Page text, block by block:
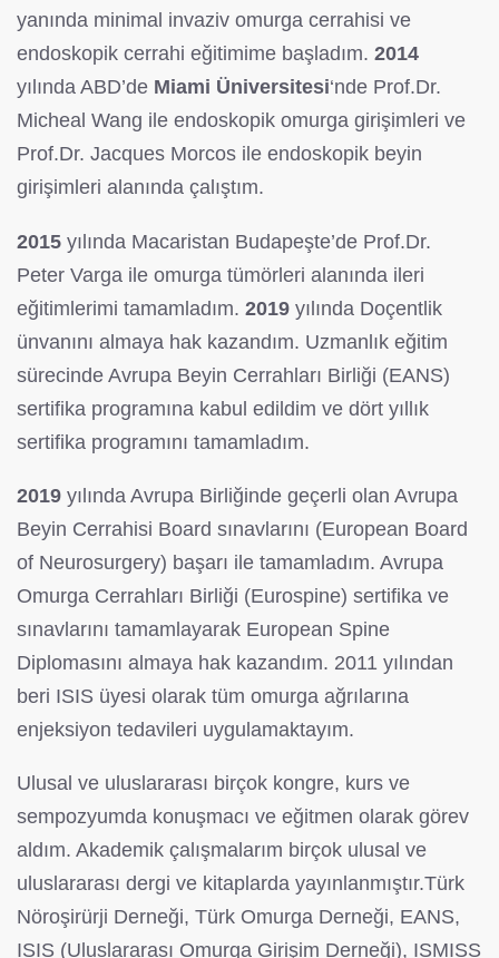
yanında minimal invaziv omurga cerrahisi ve
endoskopik cerrahi eğitimime başladım. 2014
yılında ABD’de Miami Üniversitesi‘nde Prof.Dr.
Micheal Wang ile endoskopik omurga girişimleri ve
Prof.Dr. Jacques Morcos ile endoskopik beyin
girişimleri alanında çalıştım.
2015 yılında Macaristan Budapeşte’de Prof.Dr.
Peter Varga ile omurga tümörleri alanında ileri
eğitimlerimi tamamladım. 2019 yılında Doçentlik
ünvanını almaya hak kazandım. Uzmanlık eğitim
sürecinde Avrupa Beyin Cerrahları Birliği (EANS)
sertifika programına kabul edildim ve dört yıllık
sertifika programını tamamladım.
2019 yılında Avrupa Birliğinde geçerli olan Avrupa
Beyin Cerrahisi Board sınavlarını (European Board
of Neurosurgery) başarı ile tamamladım. Avrupa
Omurga Cerrahları Birliği (Eurospine) sertifika ve
sınavlarını tamamlayarak European Spine
Diplomasını almaya hak kazandım. 2011 yılından
beri ISIS üyesi olarak tüm omurga ağrılarına
enjeksiyon tedavileri uygulamaktayım.
Ulusal ve uluslararası birçok kongre, kurs ve
sempozyumda konuşmacı ve eğitmen olarak görev
aldım. Akademik çalışmalarım birçok ulusal ve
uluslararası dergi ve kitaplarda yayınlanmıştır.Türk
Nöroşirürji Derneği, Türk Omurga Derneği, EANS,
ISIS (Uluslararası Omurga Girişim Derneği), ISMISS